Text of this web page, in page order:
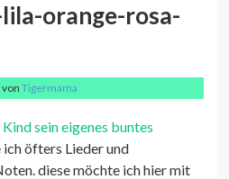
orange-rosa-
vonTigermama
Kind sein eigenes buntes
ich öfters Lieder und
diese möchte ich hier mit